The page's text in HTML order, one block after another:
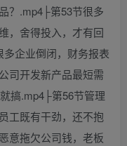
？.mp4├第53节很多
，舍得投入，才有回
企业倒闭，财务报表
司开发新产品最短需
搞.mp4├第56节管理
工既有干劲，还不抱
意拖欠公司钱，老板